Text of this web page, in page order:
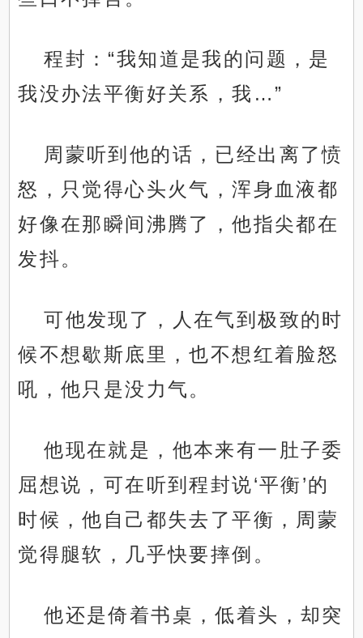
程封：“我知道是我的问题，是
我没办法平衡好关系，我…”
周蒙听到他的话，已经出离了愤
怒，只觉得心头火气，浑身血液都
好像在那瞬间沸腾了，他指尖都在
发抖。
可他发现了，人在气到极致的时
候不想歇斯底里，也不想红着脸怒
吼，他只是没力气。
他现在就是，他本来有一肚子委
屈想说，可在听到程封说‘平衡’的
时候，他自己都失去了平衡，周蒙
觉得腿软，几乎快要摔倒。
他还是倚着书桌，低着头，却突